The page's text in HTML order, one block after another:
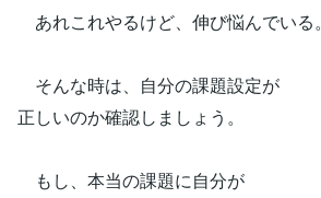
あれこれやるけど、伸び悩んでいる。
そんな時は、自分の課題設定が
正しいのか確認しましょう。
もし、本当の課題に自分が